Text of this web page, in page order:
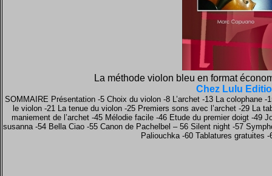
La méthode violon bleu en format
Chez Lulu
SOMMAIRE Présentation -5 Choix du violon -8 L’archet -13 La colophane
le violon -21 La tenue du violon -25 Premiers sons avec l’archet -29 La
maniement de l’archet -45 Mélodie facile -46 Etude du premier doigt -49
susanna -54 Bella Ciao -55 Canon de Pachelbel – 56 Silent night -57
Paliouchka -60 Tablatures gratuites